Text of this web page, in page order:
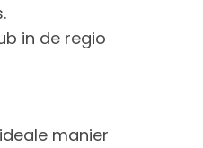
in de regio
manier